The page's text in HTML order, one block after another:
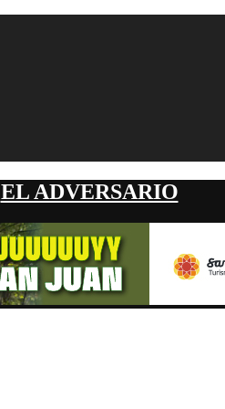
EL ADVERSARIO